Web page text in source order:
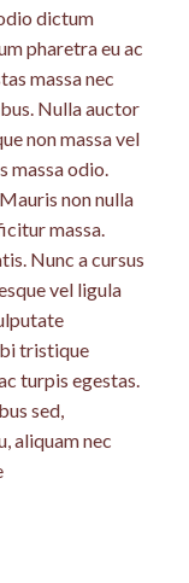
dictum
pharetra eu ac
massa nec
Nulla auctor
non massa vel
massa odio.
non nulla
massa.
Nunc a cursus
vel ligula
tristique
turpis egestas.
sed,
aliquam nec